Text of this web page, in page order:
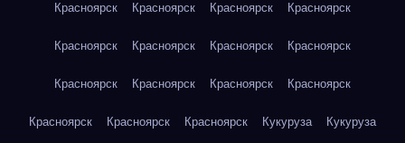
Красноярск Красноярск Красноярск Красноярск
Красноярск Красноярск Красноярск Красноярск
Красноярск Красноярск Красноярск Красноярск
Красноярск Красноярск Красноярск Кукуруза Кукуруза